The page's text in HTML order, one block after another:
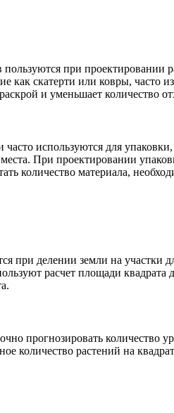
при проектировании
как скатерти или ковры, часто
и уменьшает количество
используются для упаковки,
При проектировании
количество материала,
при делении земли на участки
расчет площади квадрата
прогнозировать количество
количество растений на